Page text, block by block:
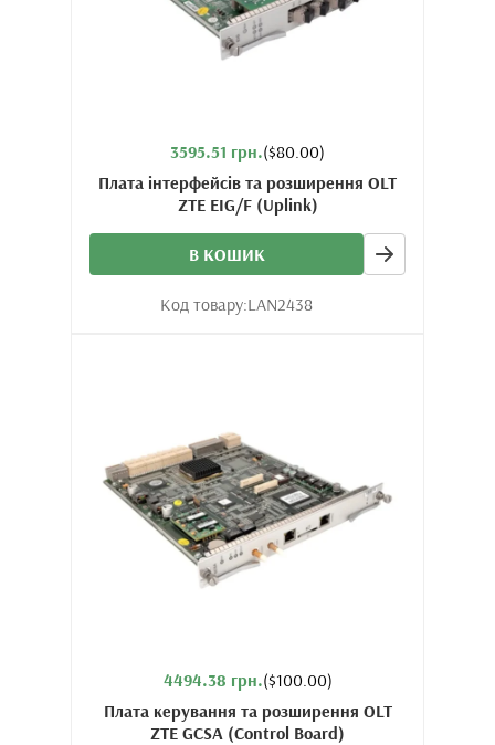
3595.51 грн.($80.00)
Плата інтерфейсів та розширення OLT
ZTE EIG/F (Uplink)
В КОШИК
Код товару:LAN2438
4494.38 грн.($100.00)
Плата керування та розширення OLT
ZTE GCSA (Control Board)